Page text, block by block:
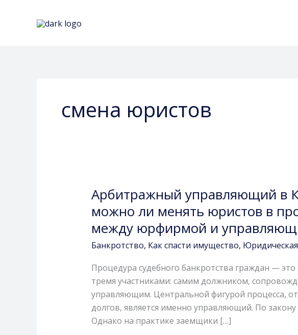
смена юристов
Арбитражный управляющий в
можно ли менять юристов в
между юрфирмой и
Банкротство, Как спасти имущество,
Процедура судебного банкротства граждан —
тремя участниками: самим должником,
управляющим. Центральной фигурой процесса,
долгов, является именно управляющий. По
Однако на практике заемщики […]
Арбитражный
управляющий
в
Курске:
как
надежного
специалиста,
можно
ли
менять